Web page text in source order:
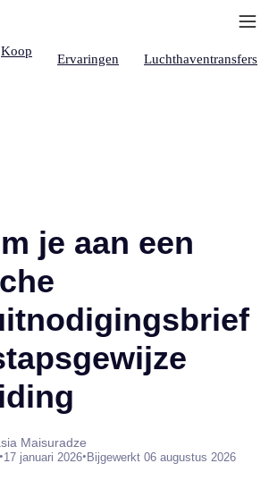
Koop
Ervaringen Luchthaventransfers
je aan een
Maisuradze
•17 januari 2026•Bijgewerkt 06 augustus 2026